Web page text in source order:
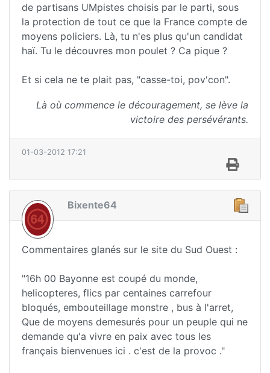
de partisans UMpistes choisis par le parti, sous
la protection de tout ce que la France compte de
moyens policiers. Là, tu n'es plus qu'un candidat
haï. Tu le découvres mon poulet ? Ca pique ?
Et si cela ne te plait pas, "casse-toi, pov'con".
Là où commence le découragement, se lève la
victoire des persévérants.
01-03-2012 17:21
Bixente64
Commentaires glanés sur le site du Sud Ouest :
"16h 00 Bayonne est coupé du monde,
helicopteres, flics par centaines carrefour
bloqués, embouteillage monstre , bus à l'arret,
Que de moyens demesurés pour un peuple qui ne
demande qu'a vivre en paix avec tous les
français bienvenues ici . c'est de la provoc ."